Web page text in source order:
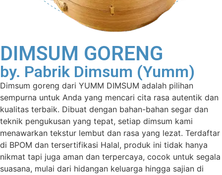
DIMSUM GORENG
by. Pabrik Dimsum (Yumm)
Dimsum goreng dari YUMM DIMSUM adalah pilihan
sempurna untuk Anda yang mencari cita rasa autentik dan
kualitas terbaik. Dibuat dengan bahan-bahan segar dan
teknik pengukusan yang tepat, setiap dimsum kami
menawarkan tekstur lembut dan rasa yang lezat. Terdaftar
di BPOM dan tersertifikasi Halal, produk ini tidak hanya
nikmat tapi juga aman dan terpercaya, cocok untuk segala
suasana, mulai dari hidangan keluarga hingga sajian di